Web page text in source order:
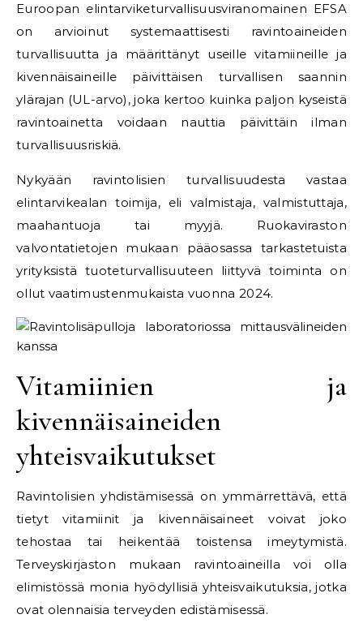
Euroopan elintarviketurvallisuusviranomainen EFSA
on arvioinut systemaattisesti ravintoaineiden
turvallisuutta ja määrittänyt useille vitamiineille ja
kivennäisaineille päivittäisen turvallisen saannin
ylärajan (UL-arvo), joka kertoo kuinka paljon kyseistä
ravintoainetta voidaan nauttia päivittäin ilman
turvallisuusriskiä.
Nykyään ravintolisien turvallisuudesta vastaa
elintarvikealan toimija, eli valmistaja, valmistuttaja,
maahantuoja tai myyjä. Ruokaviraston
valvontatietojen mukaan pääosassa tarkastetuista
yrityksistä tuoteturvallisuuteen liittyvä toiminta on
ollut vaatimustenmukaista vuonna 2024.
Vitamiinien ja
kivennäisaineiden
yhteisvaikutukset
Ravintolisien yhdistämisessä on ymmärrettävä, että
tietyt vitamiinit ja kivennäisaineet voivat joko
tehostaa tai heikentää toistensa imeytymistä.
Terveyskirjaston mukaan ravintoaineilla voi olla
elimistössä monia hyödyllisiä yhteisvaikutuksia, jotka
ovat olennaisia terveyden edistämisessä.